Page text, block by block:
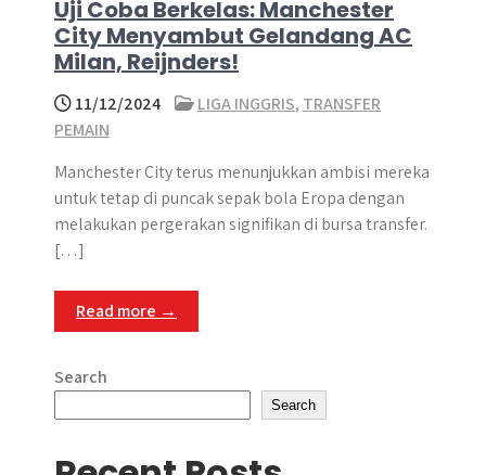
Uji Coba Berkelas: Manchester
City Menyambut Gelandang AC
Milan, Reijnders!
11/12/2024 LIGA INGGRIS, TRANSFER
PEMAIN
Manchester City terus menunjukkan ambisi mereka
untuk tetap di puncak sepak bola Eropa dengan
melakukan pergerakan signifikan di bursa transfer.
[…]
Read more →
Search
Search